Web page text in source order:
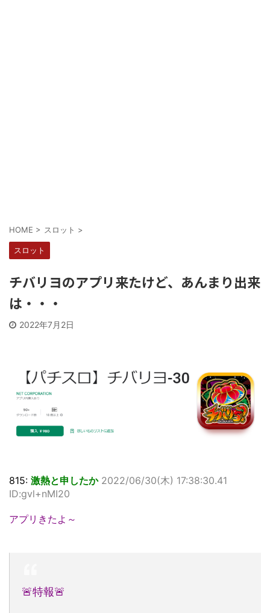
HOME > スロット >
スロット
チバリヨのアプリ来たけど、あんまり出来
は・・・
2022年7月2日
815: 激熱と申したか 2022/06/30(木) 17:38:30.41
ID:gvl+nMI20
アプリきたよ～
🚨特報🚨